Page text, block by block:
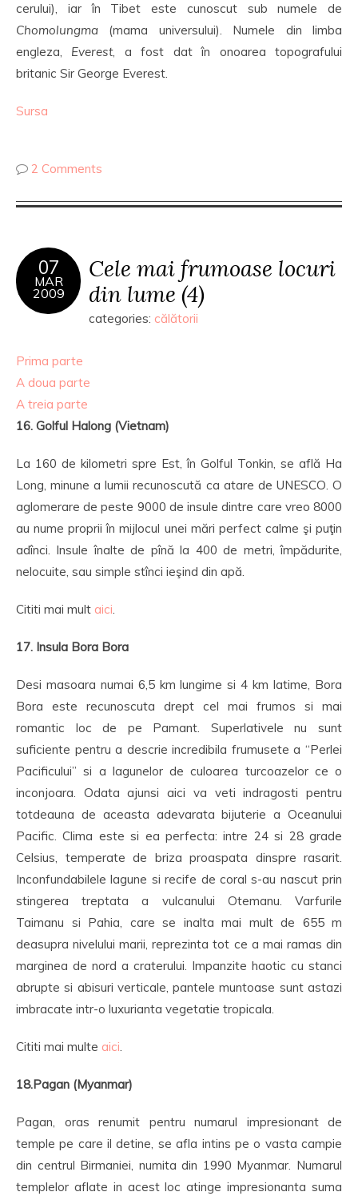
cerului), iar în Tibet este cunoscut sub numele de
Chomolungma (mama universului). Numele din limba
engleza, Everest, a fost dat în onoarea topografului
britanic Sir George Everest.
Sursa
2 Comments
07
MAR
2009
Cele mai frumoase locuri
din lume (4)
categories: călătorii
Prima parte
A doua parte
A treia parte
16. Golful Halong (Vietnam)
La 160 de kilometri spre Est, în Golful Tonkin, se află Ha
Long, minune a lumii recunoscută ca atare de UNESCO. O
aglomerare de peste 9000 de insule dintre care vreo 8000
au nume proprii în mijlocul unei mări perfect calme şi puţin
adînci. Insule înalte de pînă la 400 de metri, împădurite,
nelocuite, sau simple stînci ieşind din apă.
Cititi mai mult aici.
17. Insula Bora Bora
Desi masoara numai 6,5 km lungime si 4 km latime, Bora
Bora este recunoscuta drept cel mai frumos si mai
romantic loc de pe Pamant. Superlativele nu sunt
suficiente pentru a descrie incredibila frumusete a “Perlei
Pacificului” si a lagunelor de culoarea turcoazelor ce o
inconjoara. Odata ajunsi aici va veti indragosti pentru
totdeauna de aceasta adevarata bijuterie a Oceanului
Pacific. Clima este si ea perfecta: intre 24 si 28 grade
Celsius, temperate de briza proaspata dinspre rasarit.
Inconfundabilele lagune si recife de coral s-au nascut prin
stingerea treptata a vulcanului Otemanu. Varfurile
Taimanu si Pahia, care se inalta mai mult de 655 m
deasupra nivelului marii, reprezinta tot ce a mai ramas din
marginea de nord a craterului. Impanzite haotic cu stanci
abrupte si abisuri verticale, pantele muntoase sunt astazi
imbracate intr-o luxurianta vegetatie tropicala.
Cititi mai multe aici.
18.Pagan (Myanmar)
Pagan, oras renumit pentru numarul impresionant de
temple pe care il detine, se afla intins pe o vasta campie
din centrul Birmaniei, numita din 1990 Myanmar. Numarul
templelor aflate in acest loc atinge impresionanta suma